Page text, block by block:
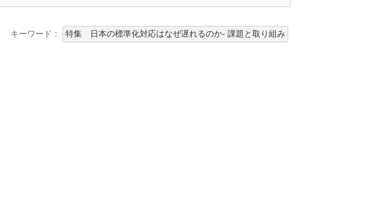
キーワード： 特集 日本の標準化対応はなぜ遅れるのか- 課題と取り組み